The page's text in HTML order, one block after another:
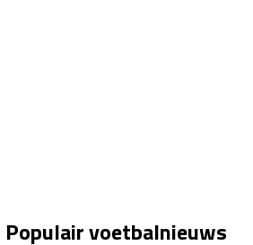
Populair voetbalnieuws